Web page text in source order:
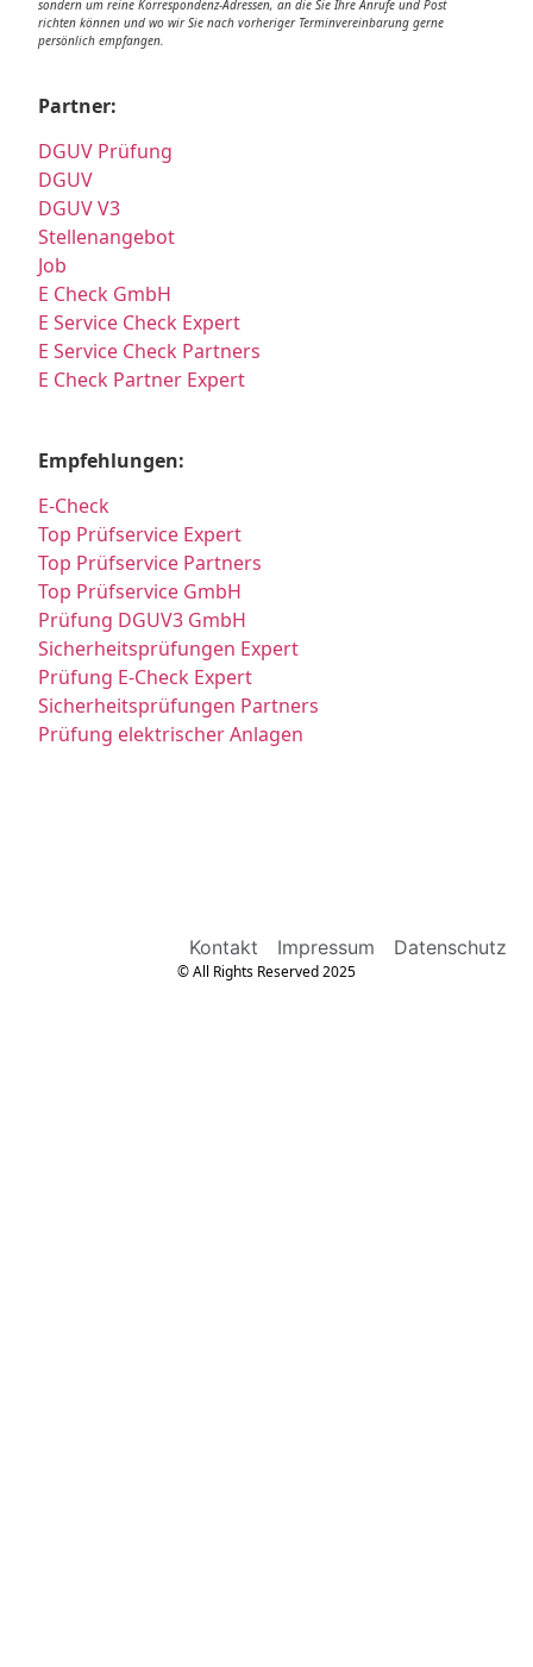
sondern um reine Korrespondenz-Adressen, an die Sie Ihre Anrufe und Post
richten können und wo wir Sie nach vorheriger Terminvereinbarung gerne
persönlich empfangen.
Partner:
DGUV Prüfung
DGUV
DGUV V3
Stellenangebot
Job
E Check GmbH
E Service Check Expert
E Service Check Partners
E Check Partner Expert
Empfehlungen:
E-Check
Top Prüfservice Expert
Top Prüfservice Partners
Top Prüfservice GmbH
Prüfung DGUV3 GmbH
Sicherheitsprüfungen Expert
Prüfung E-Check Expert
Sicherheitsprüfungen Partners
Prüfung elektrischer Anlagen
Kontakt Impressum Datenschutz
© All Rights Reserved 2025